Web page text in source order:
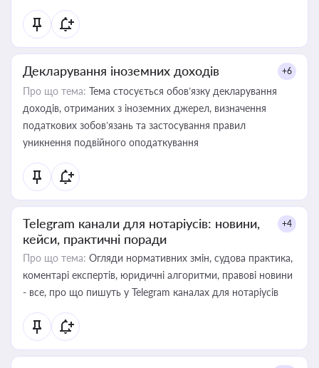
Декларування іноземних доходів +6
Про що тема: Тема стосується обов’язку декларування
доходів, отриманих з іноземних джерел, визначення
податкових зобов’язань та застосування правил
уникнення подвійного оподаткування
Telegram канали для нотаріусів: новини,
кейси, практичні поради
+4
Про що тема: Огляди нормативних змін, судова практика,
коментарі експертів, юридичні алгоритми, правові новини
- все, про що пишуть у Telegram каналах для нотаріусів